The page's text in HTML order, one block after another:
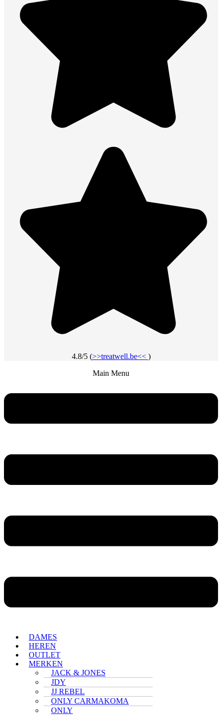
4.8/5 (>>treatwell.be<< )
Main Menu
DAMES
HEREN
OUTLET
MERKEN
JACK & JONES
JDY
JJ REBEL
ONLY CARMAKOMA
ONLY